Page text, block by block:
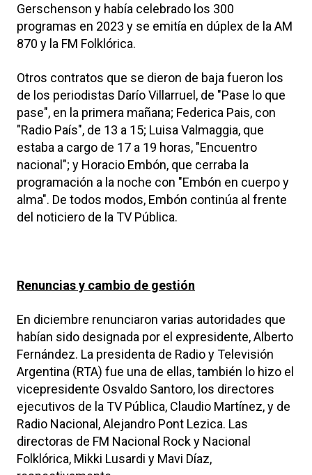
Gerschenson y había celebrado los 300
programas en 2023 y se emitía en dúplex de la AM
870 y la FM Folklórica.
Otros contratos que se dieron de baja fueron los
de los periodistas Darío Villarruel, de "Pase lo que
pase", en la primera mañana; Federica Pais, con
"Radio País", de 13 a 15; Luisa Valmaggia, que
estaba a cargo de 17 a 19 horas, "Encuentro
nacional"; y Horacio Embón, que cerraba la
programación a la noche con "Embón en cuerpo y
alma". De todos modos, Embón continúa al frente
del noticiero de la TV Pública.
Renuncias y cambio de gestión
En diciembre renunciaron varias autoridades que
habían sido designada por el expresidente, Alberto
Fernández. La presidenta de Radio y Televisión
Argentina (RTA) fue una de ellas, también lo hizo el
vicepresidente Osvaldo Santoro, los directores
ejecutivos de la TV Pública, Claudio Martínez, y de
Radio Nacional, Alejandro Pont Lezica. Las
directoras de FM Nacional Rock y Nacional
Folklórica, Mikki Lusardi y Mavi Díaz,